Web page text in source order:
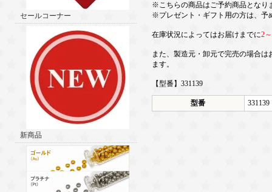
セールコーナー
新商品
※こちらの商品はご予約商品となり
※プレゼント・ギフト用の方は、予
在庫状況によってはお届けまでに2
また、製造元・卸元で完売の場合
ます。
【型番】331139
型番 331139